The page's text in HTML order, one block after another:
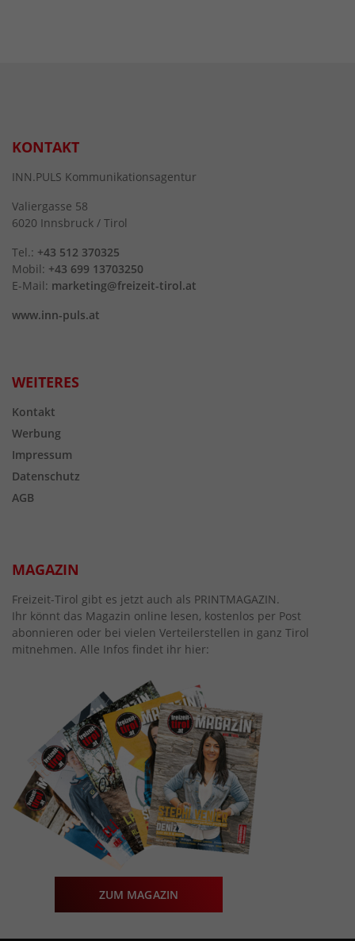
KONTAKT
INN.PULS Kommunikationsagentur
Valiergasse 58
6020 Innsbruck / Tirol
Tel.: +43 512 370325
Mobil: +43 699 13703250
E-Mail: marketing@freizeit-tirol.at
www.inn-puls.at
WEITERES
Kontakt
Werbung
Impressum
Datenschutz
AGB
MAGAZIN
Freizeit-Tirol gibt es jetzt auch als PRINTMAGAZIN.
Ihr könnt das Magazin online lesen, kostenlos per Post
abonnieren oder bei vielen Verteilerstellen in ganz Tirol
mitnehmen. Alle Infos findet ihr hier:
ZUM MAGAZIN